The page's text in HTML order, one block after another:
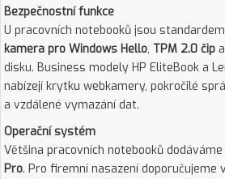
Bezpečnostní funkce
U pracovních notebooků jsou
kamera pro Windows Hello, TPM 2.0 čip
disku. Business modely HP EliteBook a
nabízejí krytku webkamery, pokročilé
a vzdálené vymazání dat.
Operační systém
Většina pracovních notebooků dodáváme
Pro. Pro firemní nasazení doporučujeme